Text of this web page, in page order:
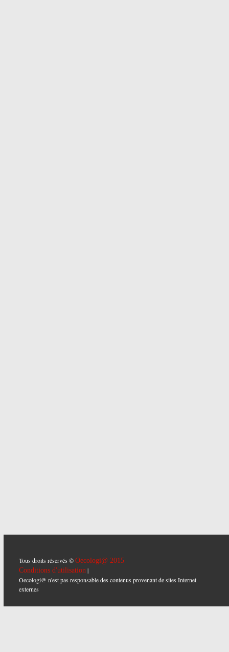
Tous droits réservés © Oecologi@ 2015
Conditions d'utilisation |
Oecologi@ n'est pas responsable des contenus provenant de sites Internet
externes